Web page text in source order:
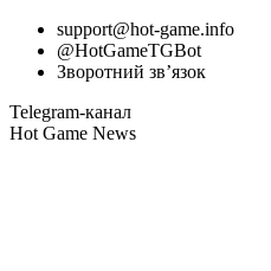
support@hot-game.info
@HotGameTGBot
Зворотний зв’язок
Telegram-канал
Hot Game News